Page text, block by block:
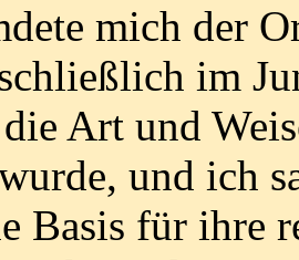
mich der
im
Art und
und ich
Basis für ihre